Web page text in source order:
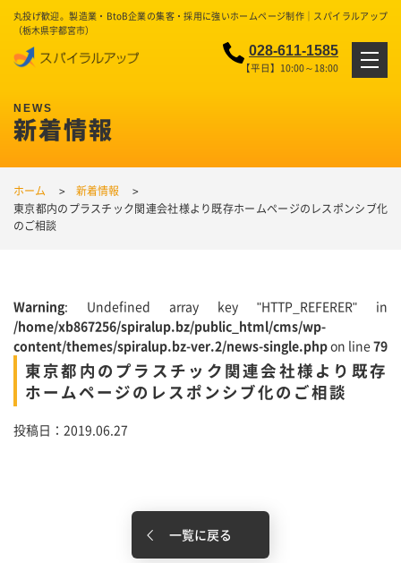
丸投げ歓迎。製造業・BtoB企業の集客・採用に強いホームページ制作｜スパイラルアップ
（栃木県宇都宮市）
028-611-1585
【平日】10:00～18:00
新着情報
ホーム
新着情報
東京都内のプラスチック関連会社様より既存ホームページのレスポンシブ化
のご相談
Warning: Undefined array key "HTTP_REFERER" in
/home/xb867256/spiralup.bz/public_html/cms/wp-
content/themes/spiralup.bz-ver.2/news-single.phpon line79
東京都内のプラスチック関連会社様より既存
ホームページのレスポンシブ化のご相談
投稿日：2019.06.27
一覧に戻る